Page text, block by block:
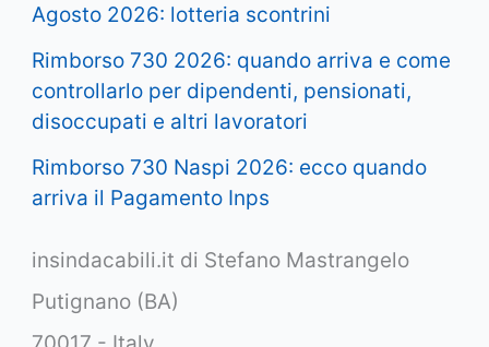
Agosto 2026: lotteria scontrini
Rimborso 730 2026: quando arriva e come
controllarlo per dipendenti, pensionati,
disoccupati e altri lavoratori
Rimborso 730 Naspi 2026: ecco quando
arriva il Pagamento Inps
insindacabili.it di Stefano Mastrangelo
Putignano (BA)